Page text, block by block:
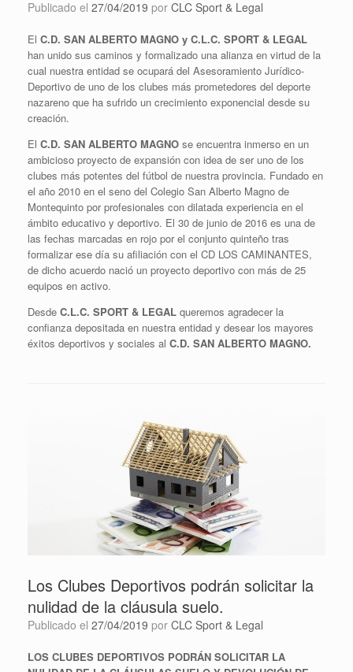
Publicado el 27/04/2019 por CLC Sport & Legal
El C.D. SAN ALBERTO MAGNO y C.L.C. SPORT & LEGAL
han unido sus caminos y formalizado una alianza en virtud de la
cual nuestra entidad se ocupará del Asesoramiento Jurídico-
Deportivo de uno de los clubes más prometedores del deporte
nazareno que ha sufrido un crecimiento exponencial desde su
creación.
El C.D. SAN ALBERTO MAGNO se encuentra inmerso en un
ambicioso proyecto de expansión con idea de ser uno de los
clubes más potentes del fútbol de nuestra provincia. Fundado en
el año 2010 en el seno del Colegio San Alberto Magno de
Montequinto por profesionales con dilatada experiencia en el
ámbito educativo y deportivo. El 30 de junio de 2016 es una de
las fechas marcadas en rojo por el conjunto quinteño tras
formalizar ese día su afiliación con el CD LOS CAMINANTES,
de dicho acuerdo nació un proyecto deportivo con más de 25
equipos en activo.
Desde C.L.C. SPORT & LEGAL queremos agradecer la
confianza depositada en nuestra entidad y desear los mayores
éxitos deportivos y sociales al C.D. SAN ALBERTO MAGNO.
Los Clubes Deportivos podrán solicitar la
nulidad de la cláusula suelo.
Publicado el 27/04/2019 por CLC Sport & Legal
LOS CLUBES DEPORTIVOS PODRÁN SOLICITAR LA